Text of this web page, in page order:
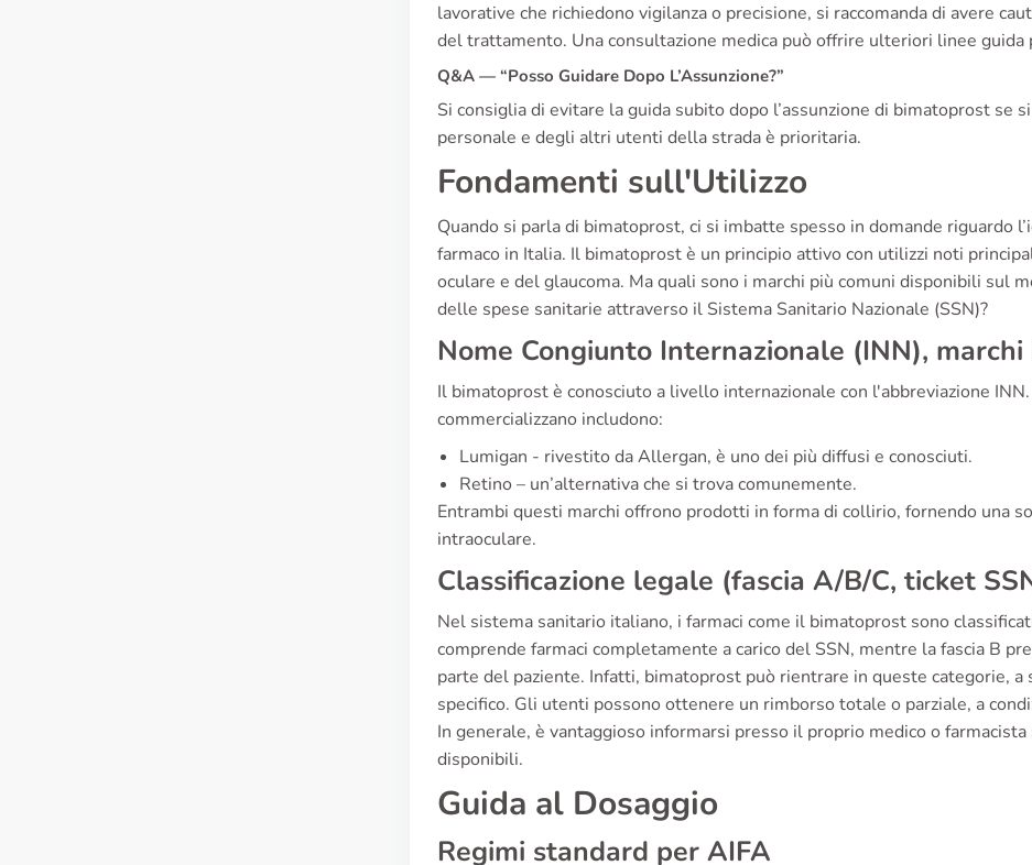
lavorative che richiedono vigilanza o precisione, si raccomanda di avere
del trattamento. Una consultazione medica può offrire ulteriori linee
Q&A — “Posso Guidare Dopo L’Assunzione?”
Si consiglia di evitare la guida subito dopo l’assunzione di bimatoprost se
personale e degli altri utenti della strada è prioritaria.
Fondamenti sull'Utilizzo
Quando si parla di bimatoprost, ci si imbatte spesso in domande riguardo
farmaco in Italia. Il bimatoprost è un principio attivo con utilizzi noti
oculare e del glaucoma. Ma quali sono i marchi più comuni disponibili sul
delle spese sanitarie attraverso il Sistema Sanitario Nazionale (SSN)?
Nome Congiunto Internazionale (INN),
Il bimatoprost è conosciuto a livello internazionale con l'abbreviazione
commercializzano includono:
Lumigan - rivestito da Allergan, è uno dei più diffusi e conosciuti.
Retino – un’alternativa che si trova comunemente.
Entrambi questi marchi offrono prodotti in forma di collirio, fornendo una
intraoculare.
Classificazione legale (fascia A/B/C, ticket
Nel sistema sanitario italiano, i farmaci come il bimatoprost sono
comprende farmaci completamente a carico del SSN, mentre la fascia B
parte del paziente. Infatti, bimatoprost può rientrare in queste categorie, a
specifico. Gli utenti possono ottenere un rimborso totale o parziale, a
In generale, è vantaggioso informarsi presso il proprio medico o
disponibili.
Guida al Dosaggio
Regimi standard per AIFA